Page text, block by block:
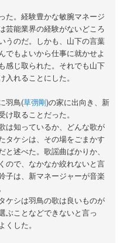
た。経験豊かな敏腕マネージ
芸能業界の経験がないどころ
うのだ。しかも、山下の言葉
でもよいから仕事に就かせよ
感じ取られた。それでも山下
れることにした。
羽鳥(草彅剛)の家に出向き、新
取ることだった。
は知っているか、どんな歌が
タケシは、その場をごまかす
述べた。歌謡曲ばかりか、
ので、なかなか絞れないと言
子は、新マネージャーが音楽
ケシは羽鳥の歌は良いものが
ぶことなどできないと言っ
した。